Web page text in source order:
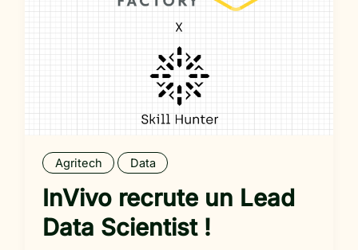
Agritech Data
InVivo recrute un Lead
Data Scientist !